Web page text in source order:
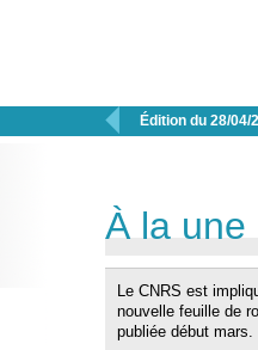
 Édition du 28/04/
À la une
Le CNRS est
nouvelle feuille de
publiée début mars.